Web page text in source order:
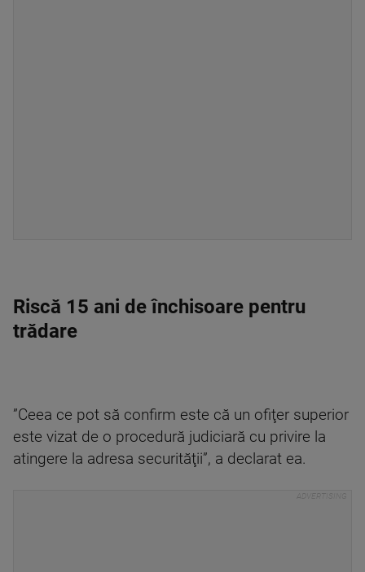
Riscă 15 ani de închisoare pentru
trădare
”Ceea ce pot să confirm este că un ofiţer superior
este vizat de o procedură judiciară cu privire la
atingere la adresa securităţii”, a declarat ea.